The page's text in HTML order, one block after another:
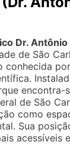
Dr.
de São
conhecida
encontra-
de São
como
Sua
acessíveis